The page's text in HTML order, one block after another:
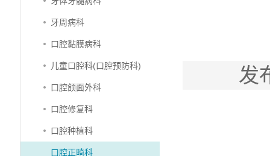
牙周病科
口腔黏膜病科
儿童口腔科(口腔预防科)
口腔颌面外科
口腔修复科
口腔种植科
口腔正畸科
发